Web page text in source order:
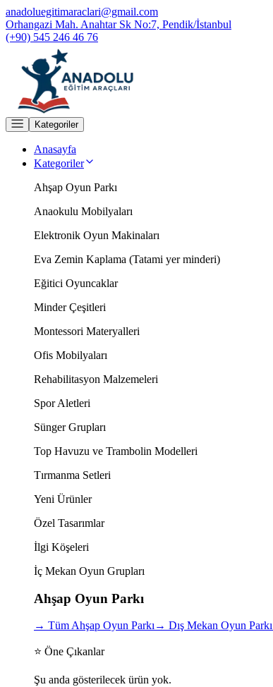
anadoluegitimaraclari@gmail.com
Orhangazi Mah. Anahtar Sk No:7, Pendik/İstanbul
(+90) 545 246 46 76
Kategoriler
Anasayfa
Kategoriler
Ahşap Oyun Parkı
Anaokulu Mobilyaları
Elektronik Oyun Makinaları
Eva Zemin Kaplama (Tatami yer minderi)
Eğitici Oyuncaklar
Minder Çeşitleri
Montessori Materyalleri
Ofis Mobilyaları
Rehabilitasyon Malzemeleri
Spor Aletleri
Sünger Grupları
Top Havuzu ve Trambolin Modelleri
Tırmanma Setleri
Yeni Ürünler
Özel Tasarımlar
İlgi Köşeleri
İç Mekan Oyun Grupları
Ahşap Oyun Parkı
→ Tüm Ahşap Oyun Parkı→ Dış Mekan Oyun Parkı
⭐ Öne Çıkanlar
Şu anda gösterilecek ürün yok.